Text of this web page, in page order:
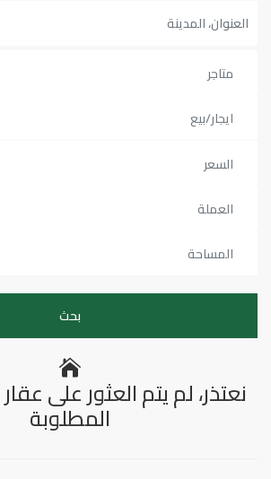
متاجر
ايجار/بيع
السعر
العملة
المساحة
نعتذر، لم يتم العثور على
المطلوبة